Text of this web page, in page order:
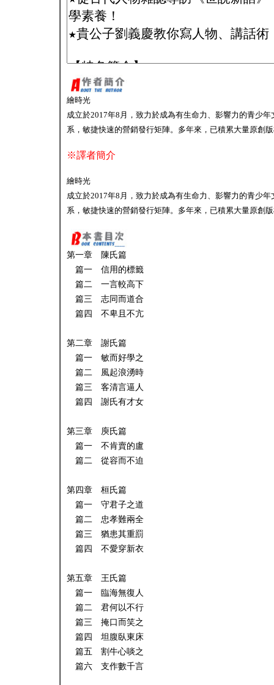
繪時光
成立於2017年8月，致力於成為有生命力、影響力的青少
系，敏捷快速的營銷發行矩陣。多年來，已積累大量原創
※譯者簡介
繪時光
成立於2017年8月，致力於成為有生命力、影響力的青少
系，敏捷快速的營銷發行矩陣。多年來，已積累大量原創
第一章 陳氏篇
篇一 信用的標籤
篇二 一言較高下
篇三 志同而道合
篇四 不卑且不亢
第二章 謝氏篇
篇一 敏而好學之
篇二 風起浪湧時
篇三 客清言逼人
篇四 謝氏有才女
第三章 庾氏篇
篇一 不肯賣的盧
篇二 從容而不迫
第四章 桓氏篇
篇一 守君子之道
篇二 忠孝難兩全
篇三 猶患其重罰
篇四 不愛穿新衣
第五章 王氏篇
篇一 臨海無復人
篇二 君何以不行
篇三 掩口而笑之
篇四 坦腹臥東床
篇五 割牛心啖之
篇六 支作數千言